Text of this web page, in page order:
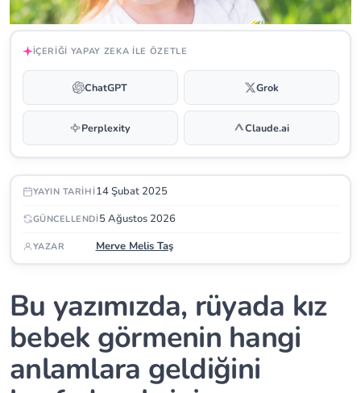
İÇERIĞI YAPAY ZEKA ILE ÖZETLE
ChatGPT Grok
Perplexity Claude.ai
YAYIN TARIHI14 Şubat 2025
GÜNCELLENDI5 Ağustos 2026
YAZAR Merve Melis Taş
Bu yazımızda, rüyada kız
bebek görmenin hangi
anlamlara geldiğini